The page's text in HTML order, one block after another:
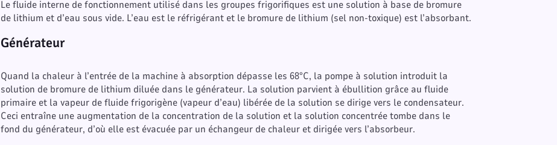
Le fluide interne de fonctionnement utilisé dans les groupes frigorifiques est une solution à base de bromure
de lithium et d’eau sous vide. L’eau est le réfrigérant et le bromure de lithium (sel non-toxique) est l’absorbant.
Générateur
Quand la chaleur à l’entrée de la machine à absorption dépasse les 68°C, la pompe à solution introduit la
solution de bromure de lithium diluée dans le générateur. La solution parvient à ébullition grâce au fluide
primaire et la vapeur de fluide frigorigène (vapeur d’eau) libérée de la solution se dirige vers le condensateur.
Ceci entraîne une augmentation de la concentration de la solution et la solution concentrée tombe dans le
fond du générateur, d’où elle est évacuée par un échangeur de chaleur et dirigée vers l’absorbeur.